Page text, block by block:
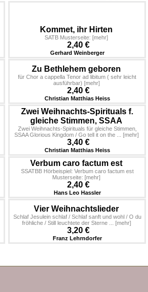
Kommet, ihr Hirten
SATB Musterseite: [mehr]
2,40 €
Gerhard Weinberger
Zu Bethlehem geboren
für Chor a cappella Tenor ad libitum ( sehr leicht
ausführbar) [mehr]
2,40 €
Christian Matthias Heiss
Zwei Weihnachts-Spirituals f.
gleiche Stimmen, SSAA
Zwei Weihnachts-Spirituals für gleiche Stimmen,
SSAA Glorious Kingdom / Go tell it on the ...
[mehr]
3,40 €
Christian Matthias Heiss
Verbum caro factum est
SSATBB Hörbeispiel: Verbum caro factum est
Musterseite: [mehr]
2,40 €
Hans Leo Hassler
Vier Weihnachtslieder
Schlaf Jesulein schlaf / Schlaf sanft und wohl / O du
fröhliche / Still leuchtete der Sterne ...
[mehr]
3,20 €
Franz Lehrndorfer